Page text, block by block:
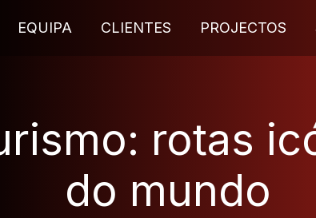
EQUIPA CLIENTES PROJECTOS
rotas
do mundo